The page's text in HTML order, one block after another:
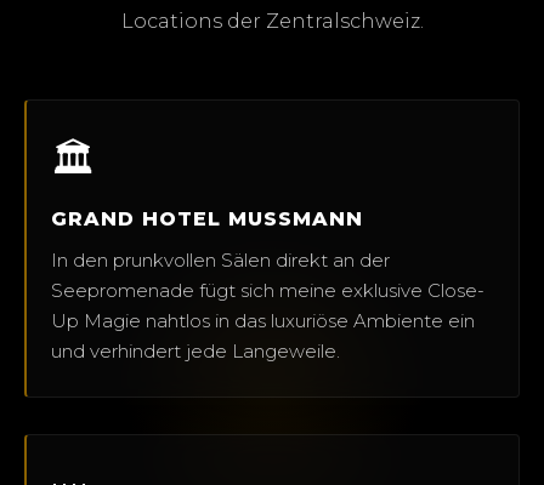
Locations der Zentralschweiz.
🏛️
GRAND HOTEL MUSSMANN
In den prunkvollen Sälen direkt an der
Seepromenade fügt sich meine exklusive Close-
Up Magie nahtlos in das luxuriöse Ambiente ein
und verhindert jede Langeweile.